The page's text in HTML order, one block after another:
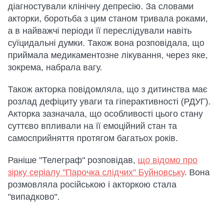
діагностували клінічну депресію. За словами
акторки, боротьба з цим станом тривала роками,
а в найважчі періоди її переслідували навіть
суїцидальні думки. Також вона розповідала, що
приймала медикаментозне лікування, через яке,
зокрема, набрала вагу.
Також акторка повідомляла, що з дитинства має
розлад дефіциту уваги та гіперактивності (РДУГ).
Акторка зазначала, що особливості цього стану
суттєво впливали на її емоційний стан та
самосприйняття протягом багатьох років.
Раніше "Телеграф" розповідав, що відомо про
зірку серіалу "Парочка слідчих" Буйновську. Вона
розмовляла російською і акторкою стала
"випадково".